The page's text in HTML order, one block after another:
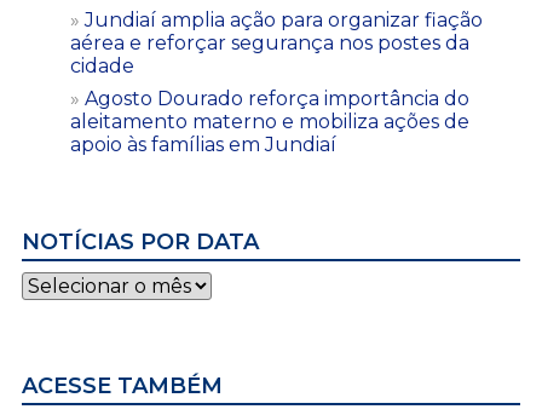
Jundiaí amplia ação para organizar fiação
aérea e reforçar segurança nos postes da
cidade
Agosto Dourado reforça importância do
aleitamento materno e mobiliza ações de
apoio às famílias em Jundiaí
NOTÍCIAS POR DATA
Notícias
por
ACESSE TAMBÉM